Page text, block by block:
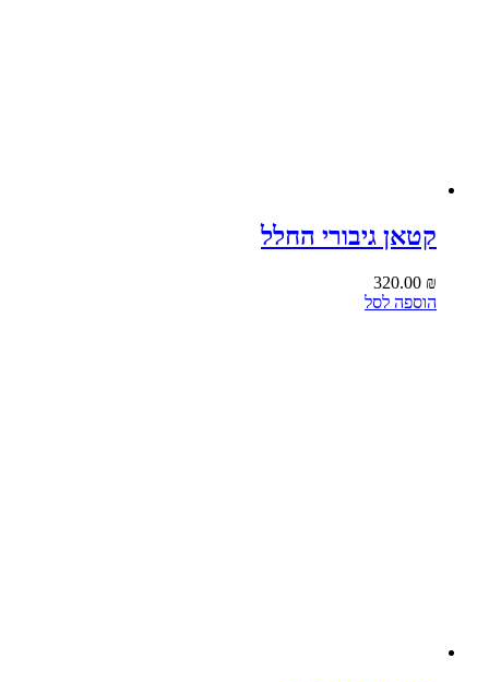
קטאן גיבורי החלל
320.00 ₪
הוספה לסל